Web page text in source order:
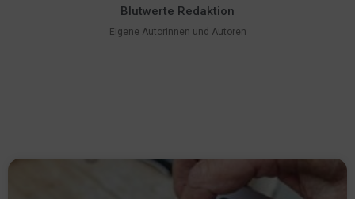
Blutwerte Redaktion
Eigene Autorinnen und Autoren